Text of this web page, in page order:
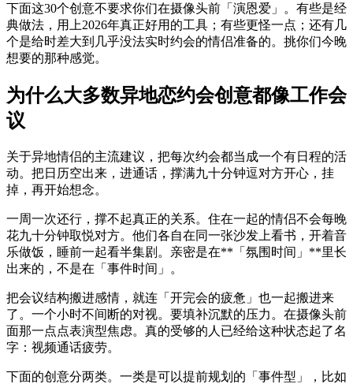
下面这30个创意不要求你们在摄像头前「演恩爱」。有些是经
典做法，用上2026年真正好用的工具；有些更怪一点；还有几
个是给时差大到几乎没法实时约会的情侣准备的。挑你们今晚
想要的那种感觉。
为什么大多数异地恋约会创意都像工作会
议
关于异地情侣的主流建议，把每次约会都当成一个有日程的活
动。把日历空出来，进通话，撑满九十分钟逗对方开心，挂
掉，再开始想念。
一周一次还行，撑不起真正的关系。住在一起的情侣不会每晚
花九十分钟取悦对方。他们各自在同一张沙发上看书，开着音
乐做饭，睡前一起看半集剧。亲密是在**「氛围时间」**里长
出来的，不是在「事件时间」。
把会议结构搬进感情，就连「开完会的疲惫」也一起搬进来
了。一个小时不间断的对视。要填补沉默的压力。在摄像头前
面那一点点表演型焦虑。真的受够的人已经给这种状态起了名
字：视频通话疲劳。
下面的创意分两类。一类是可以提前规划的「事件型」，比如